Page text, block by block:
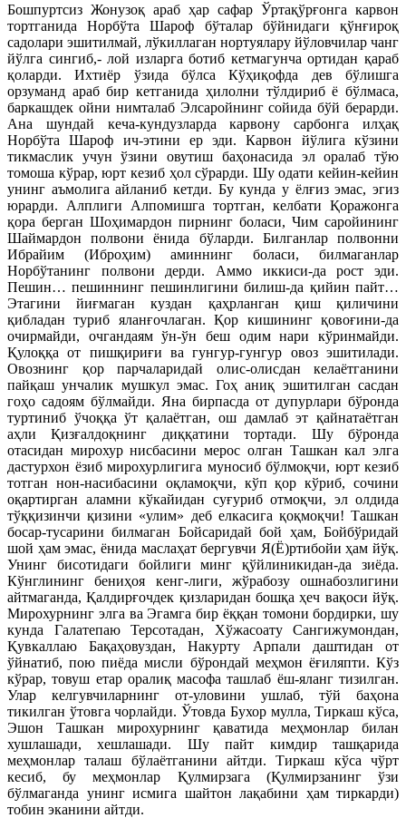
Бошпуртсиз Жонузоқ араб ҳар сафар Ўртақўрғонга карвон
тортганида Норбўта Шароф бўталар бўйнидаги қўнғироқ
садолари эшитилмай, лўкиллаган нортуялару йўловчилар чанг
йўлга сингиб,- лой изларга ботиб кетмагунча ортидан қараб
қоларди. Ихтиёр ўзида бўлса Кўҳиқофда дев бўлишга
орзуманд араб бир кетганида ҳилолни тўлдириб ё бўлмаса,
баркашдек ойни нимталаб Элсаройнинг сойида бўй берарди.
Ана шундай кеча-кундузларда карвону сарбонга илҳақ
Норбўта Шароф ич-этини ер эди. Карвон йўлига кўзини
тикмаслик учун ўзини овутиш баҳонасида эл оралаб тўю
томоша кўрар, юрт кезиб ҳол сўрарди. Шу одати кейин-кейин
унинг аъмолига айланиб кетди. Бу кунда у ёлғиз эмас, эгиз
юрарди. Алплиги Алпомишга тортган, келбати Қоражонга
қора берган Шоҳимардон пирнинг боласи, Чим саройининг
Шаймардон полвони ёнида бўларди. Билганлар полвонни
Ибрайим (Иброҳим) аминнинг боласи, билмаганлар
Норбўтанинг полвони дерди. Аммо иккиси-да рост эди.
Пешин… пешиннинг пешинлигини билиш-да қийин пайт…
Этагини йиғмаган куздан қаҳрланган қиш қиличини
қибладан туриб яланғочлаган. Қор кишининг қовоғини-да
очирмайди, очгандаям ўн-ўн беш одим нари кўринмайди.
Қулоққа от пишқириғи ва гунгур-гунгур овоз эшитилади.
Овознинг қор парчаларидай олис-олисдан келаётганини
пайқаш унчалик мушкул эмас. Гоҳ аниқ эшитилган сасдан
гоҳо садоям бўлмайди. Яна бирпасда от дупурлари бўронда
туртиниб ўчоққа ўт қалаётган, ош дамлаб эт қайнатаётган
аҳли Қизғалдоқнинг диққатини тортади. Шу бўронда
отасидан мирохур нисбасини мерос олган Ташкан кал элга
дастурхон ёзиб мирохурлигига муносиб бўлмоқчи, юрт кезиб
тотган нон-насибасини оқламоқчи, кўп қор кўриб, сочини
оқартирган аламни кўкайидан суғуриб отмоқчи, эл олдида
тўққизинчи қизини «улим» деб елкасига қоқмоқчи! Ташкан
босар-тусарини билмаган Бойсаридай бой ҳам, Бойбўридай
шой ҳам эмас, ёнида маслаҳат бергувчи Я(Ё)ртибойи ҳам йўқ.
Унинг бисотидаги бойлиги минг қўйлиникидан-да зиёда.
Кўнглининг бениҳоя кенг-лиги, жўрабозу ошнабозлигини
айтмаганда, Қалдирғочдек қизларидан бошқа ҳеч вақоси йўқ.
Мирохурнинг элга ва Эгамга бир ёққан томони бордирки, шу
кунда Галатепаю Терсотадан, Хўжасоату Сангижумондан,
Қувкаллаю Бақаҳовуздан, Накурту Арпали даштидан от
ўйнатиб, пою пиёда мисли бўрондай меҳмон ёғиляпти. Кўз
кўрар, товуш етар оралиқ масофа ташлаб ёш-яланг тизилган.
Улар келгувчиларнинг от-уловини ушлаб, тўй баҳона
тикилган ўтовга чорлайди. Ўтовда Бухор мулла, Тиркаш кўса,
Эшон Ташкан мирохурнинг қаватида меҳмонлар билан
хушлашади, хешлашади. Шу пайт кимдир ташқарида
меҳмонлар талаш бўлаётганини айтди. Тиркаш кўса чўрт
кесиб, бу меҳмонлар Қулмирзага (Қулмирзанинг ўзи
бўлмаганда унинг исмига шайтон лақабини ҳам тиркарди)
тобин эканини айтди.